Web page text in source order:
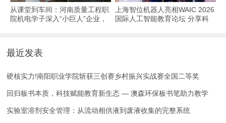
从课堂到车间：河南质量工程职
院机电学子深入“小巨人”企业，
上海智位机器人亮相WAIC 2026
国际人工智能教育论坛 分享科
最近发表
硬核实力!南阳职业学院斩获三创赛乡村振兴实战赛全国二等奖
回归板书本质，科技赋能教育新生态 — 澳森环保板书笔助力教学
实验室溶剂安全管理：从流动相供液到废液收集的完整系统